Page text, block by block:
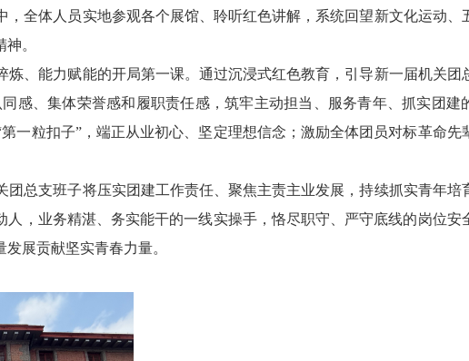
全体人员实地参观各个展馆、聆听红色讲解，系统回望新文化运动、
。
、能力赋能的开局第一课。通过沉浸式红色教育，引导新一届机关团
感、集体荣誉感和履职责任感，筑牢主动担当、服务青年、抓实团建
一粒扣子”，端正从业初心、坚定理想信念；激励全体团员对标革命先
总支班子将压实团建工作责任、聚焦主责主业发展，持续抓实青年培
，业务精湛、务实能干的一线实操手，恪尽职守、严守底线的岗位安
展贡献坚实青春力量。